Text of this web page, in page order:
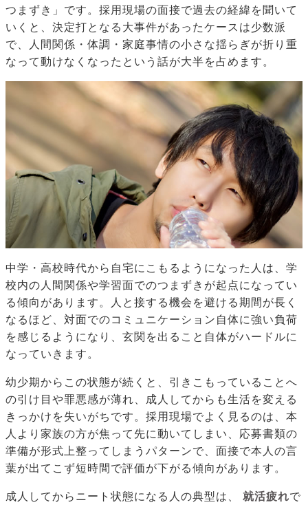
つまずき」です。採用現場の面接で過去の経緯を聞いて
いくと、決定打となる大事件があったケースは少数派
で、人間関係・体調・家庭事情の小さな揺らぎが折り重
なって動けなくなったという話が大半を占めます。
中学・高校時代から自宅にこもるようになった人は、学
校内の人間関係や学習面でのつまずきが起点になってい
る傾向があります。人と接する機会を避ける期間が長く
なるほど、対面でのコミュニケーション自体に強い負荷
を感じるようになり、玄関を出ること自体がハードルに
なっていきます。
幼少期からこの状態が続くと、引きこもっていることへ
の引け目や罪悪感が薄れ、成人してからも生活を変える
きっかけを失いがちです。採用現場でよく見るのは、本
人より家族の方が焦って先に動いてしまい、応募書類の
準備が形式上整ってしまうパターンで、面接で本人の言
葉が出てこず短時間で評価が下がる傾向があります。
成人してからニート状態になる人の典型は、 就活疲れで